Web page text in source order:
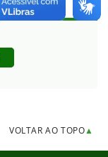
VOLTAR AO TOPO▲